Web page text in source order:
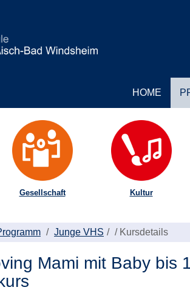
HOME
Gesellschaft Kultur
Junge VHS / Kursdetails
Mami mit Baby bis